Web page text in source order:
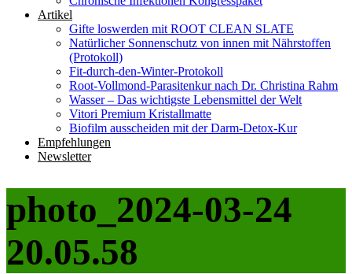
Artikel
Gifte loswerden mit ROOT CLEAN SLATE
Natürlicher Sonnenschutz von innen mit Nährstoffen
(Protokoll)
Fit-durch-den-Winter-Protokoll
Root-Vollmond-Parasitenkur nach Dr. Christina Rahm
Wasser – Das wichtigste Lebensmittel der Welt
Vitori Premium Kristallmatte
Biofilm ausscheiden mit der Darm-Detox-Kur
Empfehlungen
Newsletter
photo_2024-03-24
20.05.58